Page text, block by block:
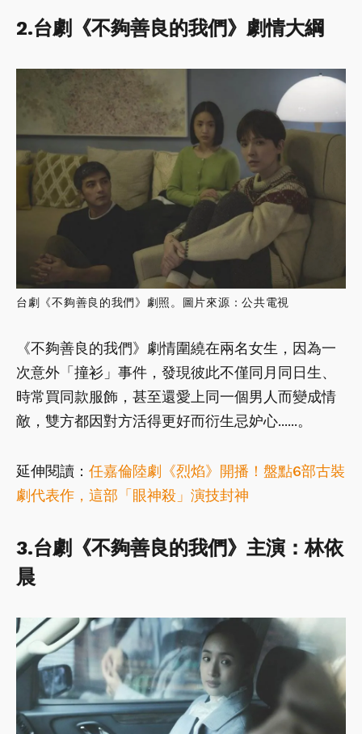
2.台劇《不夠善良的我們》劇情大綱
台劇《不夠善良的我們》劇照。圖片來源：公共電視
《不夠善良的我們》劇情圍繞在兩名女生，因為一
次意外「撞衫」事件，發現彼此不僅同月同日生、
時常買同款服飾，甚至還愛上同一個男人而變成情
敵，雙方都因對方活得更好而衍生忌妒心......。
延伸閱讀： 任嘉倫陸劇《烈焰》開播！盤點6部古裝
劇代表作，這部「眼神殺」演技封神
3.台劇《不夠善良的我們》主演：林依
晨